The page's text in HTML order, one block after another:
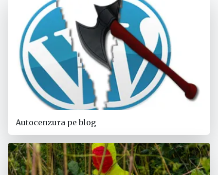
Autocenzura pe blog